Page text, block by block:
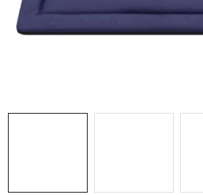
Hodnotenie obchodu
Obchodné
Vrátenie, výmena tovaru
Pravidlá